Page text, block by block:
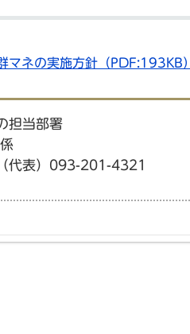
マネの実施方針 （PDF:193KB）
担当部署
（代表）093-201-4321